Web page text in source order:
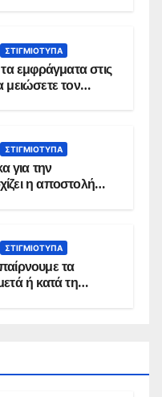
ΣΤΙΓΜΙΌΤΥΠΑ
τα εμφράγματα στις
μειώσετε τον
ΣΤΙΓΜΙΌΤΥΠΑ
για την
η αποστολή
ΣΤΙΓΜΙΌΤΥΠΑ
τα
ή κατά τη